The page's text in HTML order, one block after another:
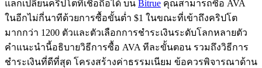
แลกเปลี่ยนคริปโตที่เชื่อถือได้ บน Bitrue คุณสามารถซื้อ AVA
ในอีกไม่กี่นาทีด้วยการซื้อขั้นต่ำ $1 ในขณะที่เข้าถึงคริปโต
มากกว่า 1200 ตัวและตัวเลือกการชำระเงินระดับโลกหลายตัว
คำแนะนำนี้อธิบายวิธีการซื้อ AVA ทีละขั้นตอน รวมถึงวิธีการ
ชำระเงินที่ดีที่สุด โครงสร้างค่าธรรมเนียม ข้อควรพิจารณาด้าน